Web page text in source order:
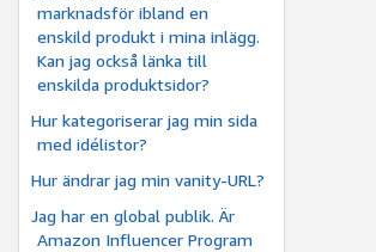
marknadsför ibland en
enskild produkt i mina inlägg.
Kan jag också länka till
enskilda produktsidor?
Hur kategoriserar jag min sida
med idélistor?
Hur ändrar jag min vanity-URL?
Jag har en global publik. Är
Amazon Influencer Program